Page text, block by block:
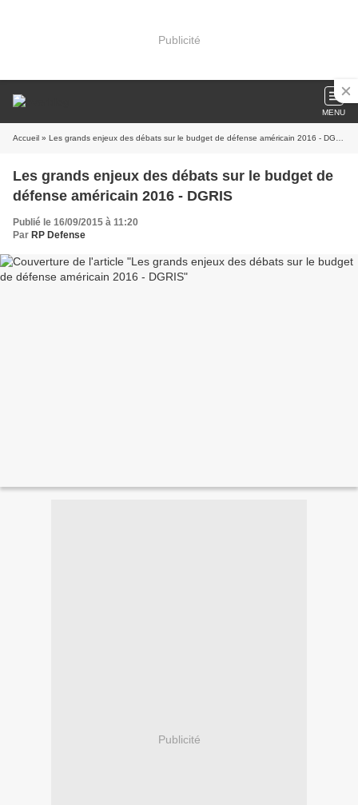
Publicité
MENU
Accueil » Les grands enjeux des débats sur le budget de défense américain 2016 - DGRIS
Les grands enjeux des débats sur le budget de
défense américain 2016 - DGRIS
Publié le 16/09/2015 à 11:20
Par RP Defense
Publicité